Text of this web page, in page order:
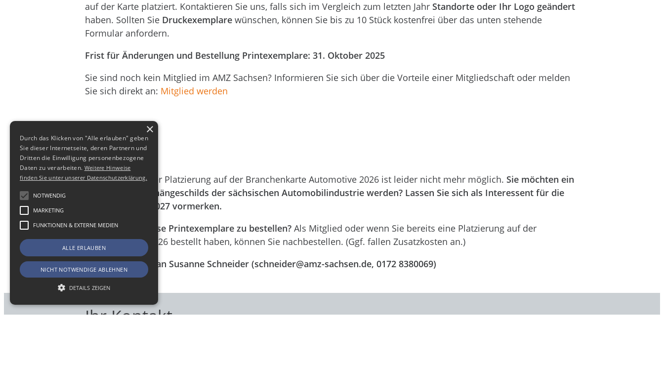
auf der Karte platziert. Kontaktieren Sie uns, falls sich im Vergleich zum letzten Jahr Standorte oder Ihr Logo geändert
haben. Sollten Sie Druckexemplare wünschen, können Sie bis zu 10 Stück kostenfrei über das unten stehende
Formular anfordern.
Frist für Änderungen und Bestellung Printexemplare: 31. Oktober 2025
Sie sind noch kein Mitglied im AMZ Sachsen? Informieren Sie sich über die Vorteile einer Mitgliedschaft oder melden
Sie sich direkt an: Mitglied werden
Buchung
Die Buchung einer Platzierung auf der Branchenkarte Automotive 2026 ist leider nicht mehr möglich. Sie möchten ein
Teil unseres Aushängeschilds der sächsischen Automobilindustrie werden? Lassen Sie sich als Interessent für die
Branchenkarte 2027 vormerken.
Sie haben vergesse Printexemplare zu bestellen? Als Mitglied oder wenn Sie bereits eine Platzierung auf der
Branchenkarte 2026 bestellt haben, können Sie nachbestellen. (Ggf. fallen Zusatzkosten an.)
Wenden Sie sich an Susanne Schneider (schneider@amz-sachsen.de, 0172 8380069)
Ihr Kontakt
×
Durch das Klicken von "Alle erlauben" geben
Sie dieser Internetseite, deren Partnern und
Dritten die Einwilligung personenbezogene
Daten zu verarbeiten. Weitere Hinweise
finden Sie unter unserer Datenschutzerklärung.
NOTWENDIG
MARKETING
FUNKTIONEN & EXTERNE MEDIEN
ALLE ERLAUBEN
NICHT NOTWENDIGE ABLEHNEN
DETAILS ZEIGEN